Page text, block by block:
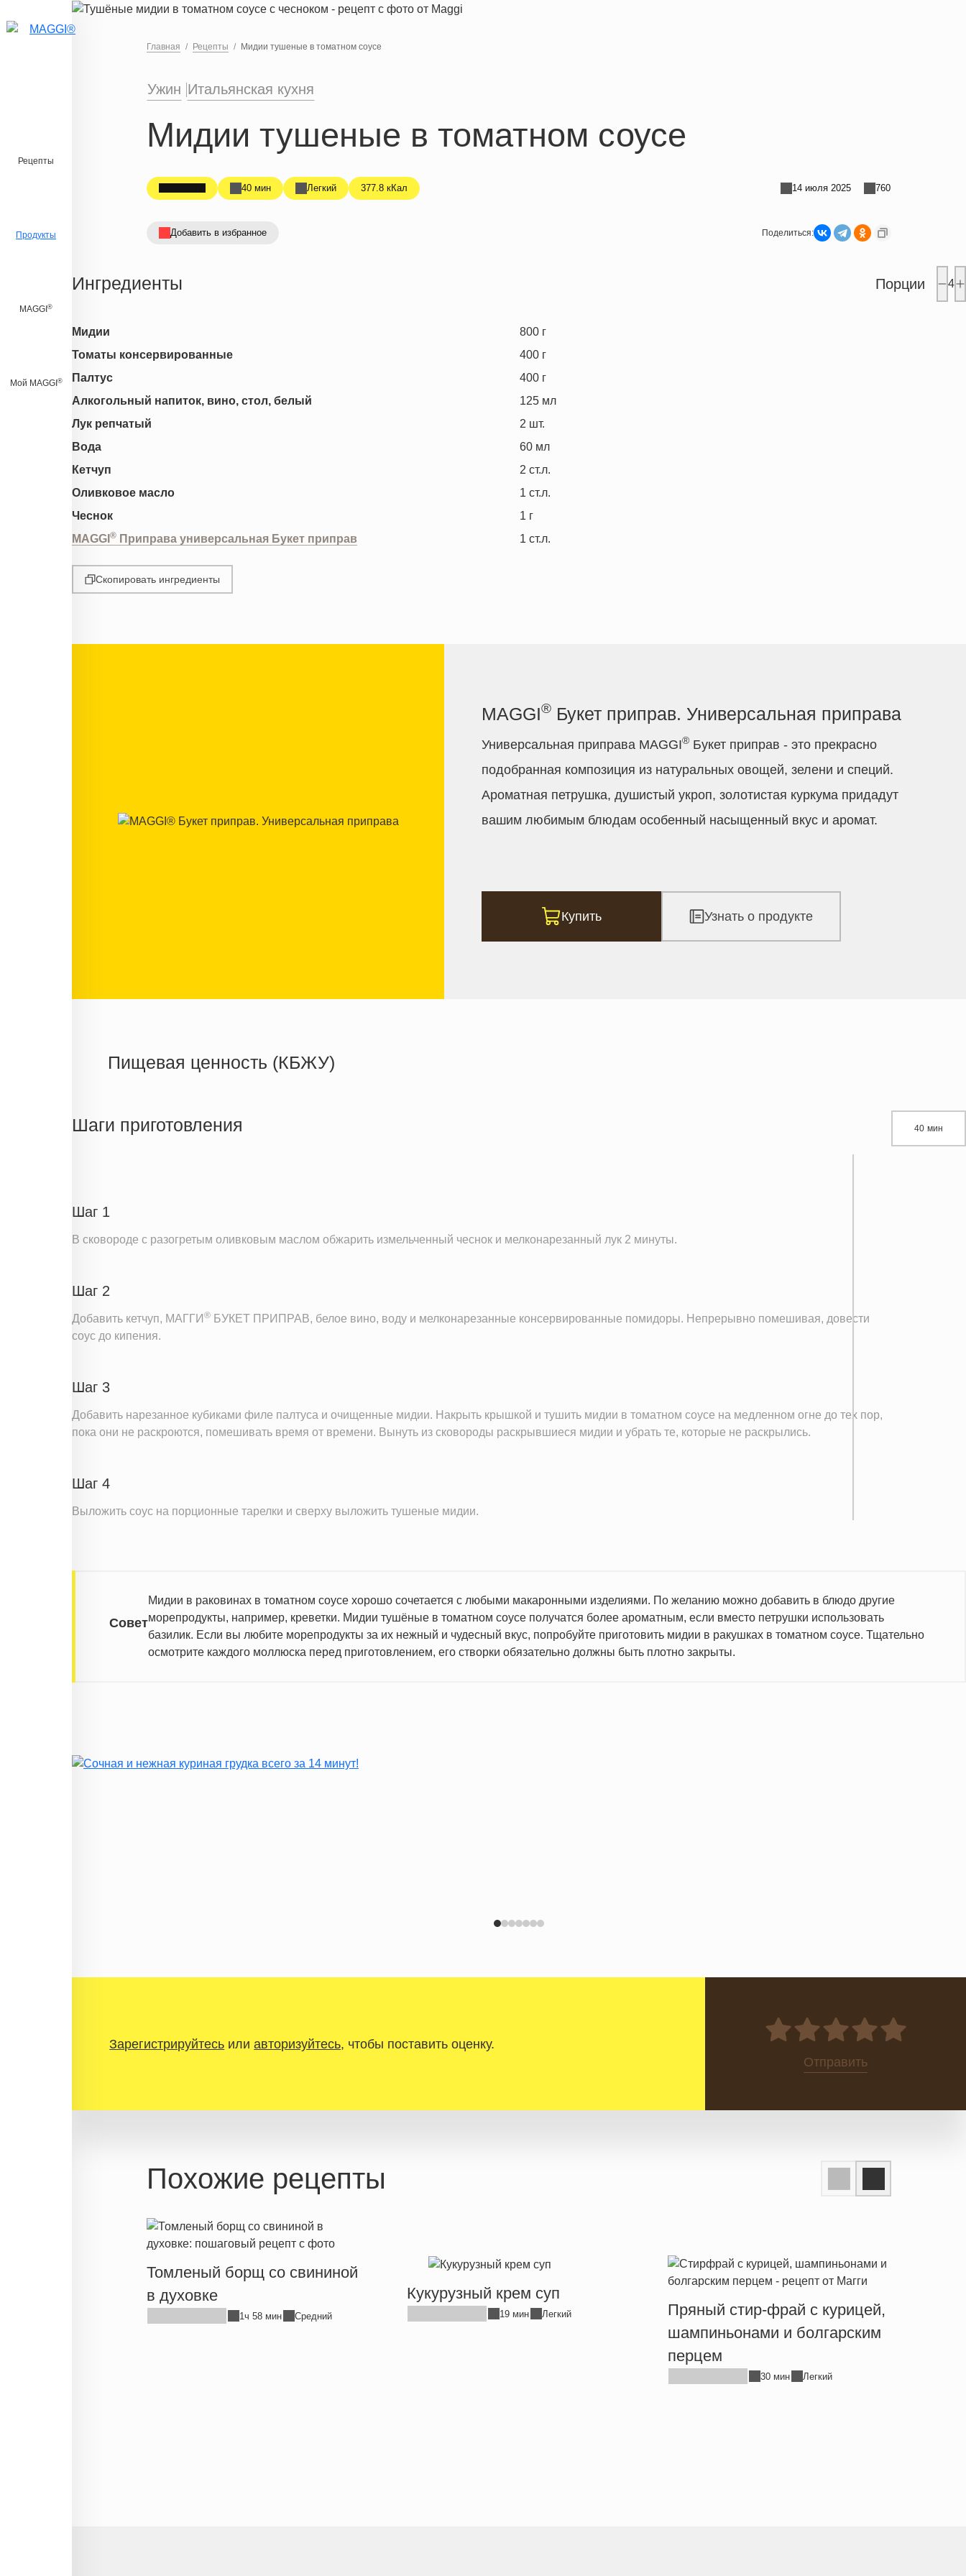
Перейти к основному содержанию
Рецепты
Продукты
MAGGI ®
Мой MAGGI ®
Главная Рецепты Мидии тушеные в томатном соусе
Ужин Итальянская кухня
Мидии тушеные в томатном соусе
40 мин Легкий 377.8 кКал 14 июля 2025 760
Добавить в избранное Поделиться:
Ингредиенты Порции 4
Мидии 800 г
Томаты консервированные
400 г
Палтус
400 г
Алкогольный напиток, вино, стол, белый
125 мл
Лук репчатый
2 шт.
Вода
60 мл
Кетчуп
2 ст.л.
Оливковое масло
1 ст.л.
Чеснок
1 г
MAGGI ® Приправа универсальная Букет приправ 1 ст.л.
Скопировать ингредиенты
MAGGI® Букет приправ. Универсальная приправа
Универсальная приправа MAGGI® Букет приправ - это прекрасно
подобранная композиция из натуральных овощей, зелени и специй.
Ароматная петрушка, душистый укроп, золотистая куркума придадут
вашим любимым блюдам особенный насыщенный вкус и аромат.
Купить Узнать о продукте
Пищевая ценность (КБЖУ)
Белки
Шаги приготовления 40 мин
Шаг 1
В сковороде с разогретым оливковым маслом обжарить измельченный чеснок и мелконарезанный лук 2 минуты.
Шаг 2
Добавить кетчуп, МАГГИ ® БУКЕТ ПРИПРАВ, белое вино, воду и мелконарезанные консервированные помидоры. Непрерывно помешивая, довести
соус до кипения.
Шаг 3
Добавить нарезанное кубиками филе палтуса и очищенные мидии. Накрыть крышкой и тушить мидии в томатном соусе на медленном огне до тех пор,
пока они не раскроются, помешивать время от времени. Вынуть из сковороды раскрывшиеся мидии и убрать те, которые не раскрылись.
Шаг 4
Выложить соус на порционные тарелки и сверху выложить тушеные мидии.
Совет
Мидии в раковинах в томатном соусе хорошо сочетается с любыми макаронными изделиями. По желанию можно добавить в блюдо другие
морепродукты, например, креветки. Мидии тушёные в томатном соусе получатся более ароматным, если вместо петрушки использовать
базилик. Если вы любите морепродукты за их нежный и чудесный вкус, попробуйте приготовить мидии в ракушках в томатном соусе. Тщательно
осмотрите каждого моллюска перед приготовлением, его створки обязательно должны быть плотно закрыты.
Зарегистрируйтесьили авторизуйтесь, чтобы поставить оценку. 0
Отправить
Похожие рецепты
Томленый борщ со свининой
в духовке
1ч 58 мин Средний
Кукурузный крем суп
19 мин Легкий
Пряный стир-фрай с курицей,
шампиньонами и болгарским
перцем
30 мин Легкий